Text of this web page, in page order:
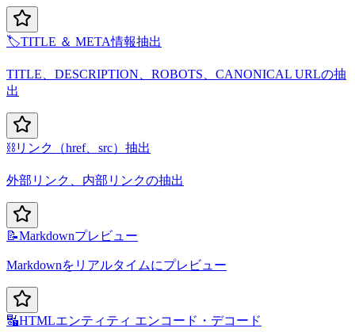
🏷️TITLE ＆ META情報抽出
TITLE、DESCRIPTION、ROBOTS、CANONICAL URLの抽
出
⛓️リンク（href、src）抽出
外部リンク、内部リンクの抽出
📝Markdownプレビュー
Markdownをリアルタイムにプレビュー
🔣HTMLエンティティ エンコード・デコード